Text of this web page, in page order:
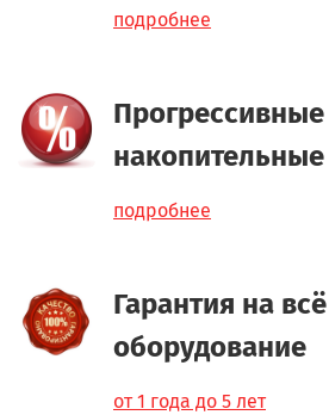
подробнее
Прогрессивные
подробнее
Гарантия на всё
оборудование
от 1 года до 5 лет